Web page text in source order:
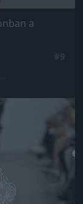
a